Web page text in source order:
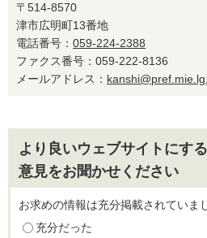
〒514-8570
津市広明町13番地
電話番号： 059-224-2388
ファクス番号：059-222-8136
メールアドレス：
より良いウェブサイトにす
意見をお聞かせください
お求めの情報は充分掲載されていま
充分だった